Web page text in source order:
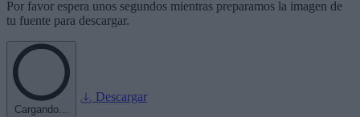
Por favor espera unos segundos mientras preparamos la imagen de
tu fuente para descargar.
Cargando...
Descargar